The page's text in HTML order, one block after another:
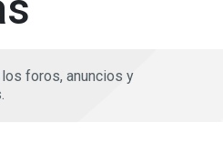
foros, anuncios y